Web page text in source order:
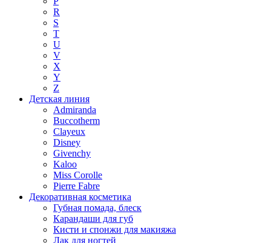
R
S
T
U
V
X
Y
Z
Детская линия
Admiranda
Buccotherm
Clayeux
Disney
Givenchy
Kaloo
Miss Corolle
Pierre Fabre
Декоративная косметика
Губная помада, блеск
Карандаши для губ
Кисти и спонжи для макияжа
Лак для ногтей